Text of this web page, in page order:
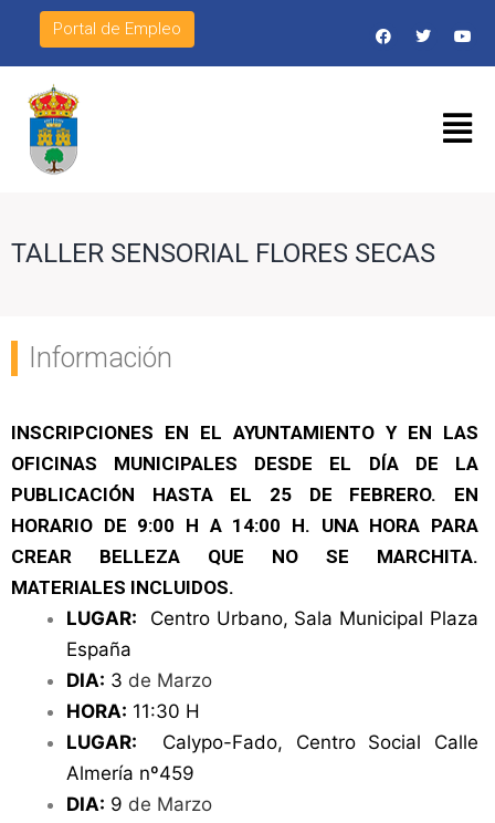
Portal de Empleo
TALLER SENSORIAL FLORES SECAS
Información
INSCRIPCIONES EN EL AYUNTAMIENTO Y EN LAS
OFICINAS MUNICIPALES DESDE EL DÍA DE LA
PUBLICACIÓN HASTA EL 25 DE FEBRERO. EN
HORARIO DE 9:00 H A 14:00 H. UNA HORA PARA
CREAR BELLEZA QUE NO SE MARCHITA.
MATERIALES INCLUIDOS.
LUGAR: Centro Urbano, Sala Municipal Plaza
España
DIA: 3 de Marzo
HORA: 11:30 H
LUGAR: Calypo-Fado, Centro Social Calle
Almería nº459
DIA: 9 de Marzo